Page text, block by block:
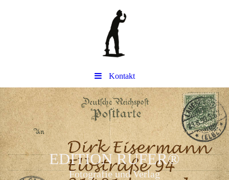
Kontakt
EDITION RUFER®
Fotografie und Verlag